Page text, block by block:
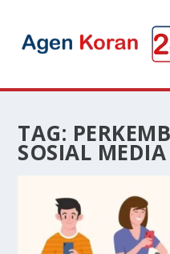
TAG:
SOSIAL MEDIA